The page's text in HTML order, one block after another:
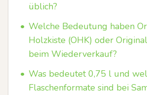
üblich?
• Welche Bedeutung haben
Holzkiste (OHK) oder
beim Wiederverkauf?
• Was bedeutet 0,75 l und
Flaschenformate sind bei